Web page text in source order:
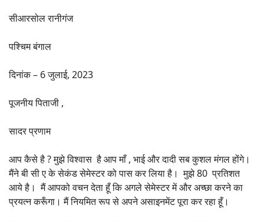
सीआरसोल रानीगंज
पश्चिम बंगाल
दिनांक – 6 जुलाई, 2023
पूजनीय पिताजी ,
सादर प्रणाम
आप कैसे है ? मुझे विश्वास है आप माँ , भाई और दादी सब कुशल मंगल होंगे।
मैंने बी सी ए के सेकंड सेमेस्टर को पास कर लिया है। मुझे 80 प्रतिशत
आये है। मैं आपको वचन देता हूँ कि अगले सेमेस्टर में और अच्छा करने का
प्रयत्न करूँगा। मैं नियमित रूप से अपने असाइनमेंट पूरा कर रहा हूँ।